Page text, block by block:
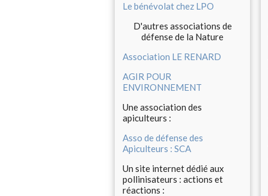
Le bénévolat chez LPO
D'autres associations de
défense de la Nature
Association LE RENARD
AGIR POUR
ENVIRONNEMENT
Une association des
apiculteurs :
Asso de défense des
Apiculteurs : SCA
Un site internet dédié aux
pollinisateurs : actions et
réactions :